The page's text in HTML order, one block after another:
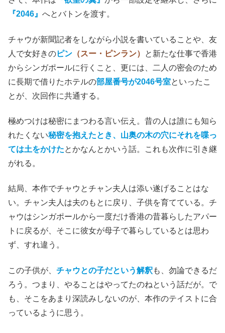
『2046』 へとバトンを渡す。
チャウが新聞記者をしながら小説を書いていることや、友
人で女好きのピン （スー・ピンラン）
と新たな仕事で香港
からシンガポールに行くこと、更には、二人の密会のため
に長期で借りたホテルの部屋番号が2046号室といったこ
とが、次回作に共通する。
極めつけは秘密にまつわる言い伝え。昔の人は誰にも知ら
れたくない秘密を抱えたとき、山奥の木の穴にそれを喋っ
ては土をかけたとかなんとかいう話。これも次作に引き継
がれる。
結局、本作でチャウとチャン夫人は添い遂げることはな
い。チャン夫人は夫のもとに戻り、子供を育てている。チ
ャウはシンガポールから一度だけ香港の昔暮らしたアパー
トに戻るが、そこに彼女が母子で暮らしているとは思わ
ず、すれ違う。
この子供が、 チャウとの子だという解釈も、勿論できるだ
ろう。つまり、やることはやってたのねという話だが。で
も、そこをあまり深読みしないのが、本作のテイストに合
っているように思う。